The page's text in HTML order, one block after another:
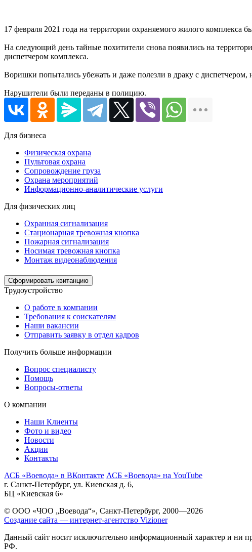
17 февраля 2021 года на территории охраняемого жилого комплекса
На следующий день тайные похитители снова появились на
диспетчером комплекса.
Воришки попытались убежать и даже полезли в драку с
Нарушители были переданы в полицию.
Для бизнеса
Физическая охрана
Пультовая охрана
Сопровождение груза
Охрана мероприятий
Информационно-аналитические услуги
Для физических лиц
Охранная сигнализация
Стационарная тревожная кнопка
Пожарная сигнализация
Носимая тревожная кнопка
Монтаж видеонаблюдения
Сформировать квитанцию
Трудоустройство
О работе в компании
Требования к соискателям
Наши вакансии
Отправить заявку в отдел кадров
Получить больше информации
Вопрос специалисту
Помощь
Вопросы-ответы
О компании
Наши Клиенты
Фото и видео
Новости
Акции
Контакты
АСБ «Воевода» в ВКонтакте АСБ «Воевода» на YouTube
г. Санкт-Петербург, ул. Киевская д. 6,
БЦ «Киевская 6»
© ООО «ЧОО „Воевода“», Санкт-Петербург, 2000—2026
Создание сайта — интернет-агентство Vizioner
Данный сайт носит исключительно информационный характер и ни
РФ.